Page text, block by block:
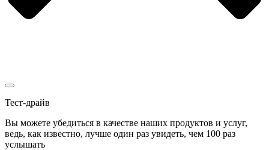
Тест-драйв
Вы можете убедиться в качестве наших продуктов и услуг,
ведь, как известно, лучше один раз увидеть, чем 100 раз
услышать